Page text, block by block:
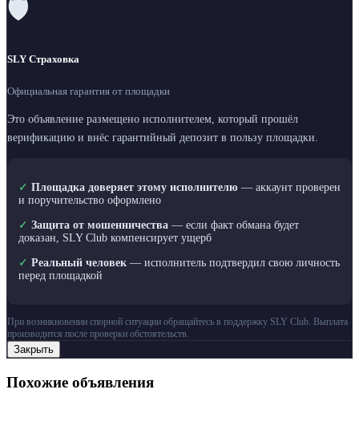
🛡
SLY Страховка
Официальная гарантия от площадки
Это объявление размещено исполнителем, который прошёл
верификацию и внёс гарантийный депозит в пользу площадки.
✓ Площадка доверяет этому исполнителю — аккаунт проверен
и поручительство оформлено
✓ Защита от мошенничества — если факт обмана будет
доказан, SLY Club компенсирует ущерб
✓ Реальный человек — исполнитель подтвердил свою личность
перед площадкой
При возникновении спорной ситуации обращайтесь в поддержку SLY Club. Выплата
производится после проверки обстоятельств.
Закрыть
Похожие объявления